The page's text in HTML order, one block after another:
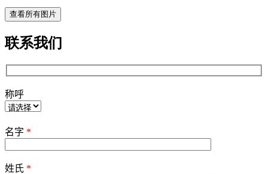
查看所有图片
联系我们
称呼
leave
this
field
empty.
名字 *
姓氏 *